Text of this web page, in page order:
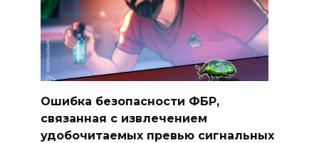
Ошибка безопасности ФБР,
связанная с извлечением
удобочитаемых превью сигнальных